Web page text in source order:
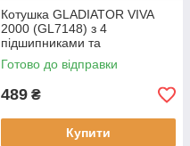
Котушка GLADIATOR VIVA
2000 (GL7148) з 4
підшипниками та
передавальним відношенням
5.5:1
Готово до відправки
489 ₴
Купити